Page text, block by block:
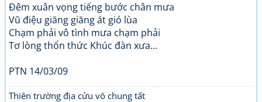
Đêm xuân vọng tiếng bước chân mưa
Vũ điệu giăng giăng át gió lùa
Chạm phải vô tình mưa chạm phải
Tơ lòng thổn thức Khúc đàn xưa...
PTN 14/03/09
Thiên trường địa cửu vô chung tất